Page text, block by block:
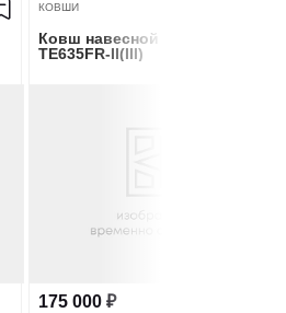
КОВШИ
Ковш навесной на мачту
TE635FR-II(III)
175 000 ₽